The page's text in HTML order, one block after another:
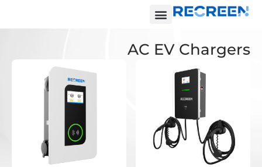
AC EV Chargers